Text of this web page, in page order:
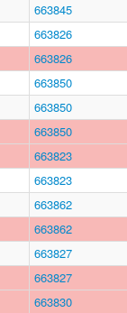
663845
663826
663826
663850
663850
663850
663823
663823
663862
663862
663827
663827
663830